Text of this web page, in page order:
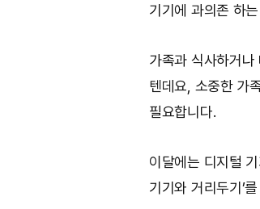
기기에 과의존 하
가족과 식사하거
텐데요, 소중한 가
필요합니다.
이달에는 디지털
기기와 거리두기’